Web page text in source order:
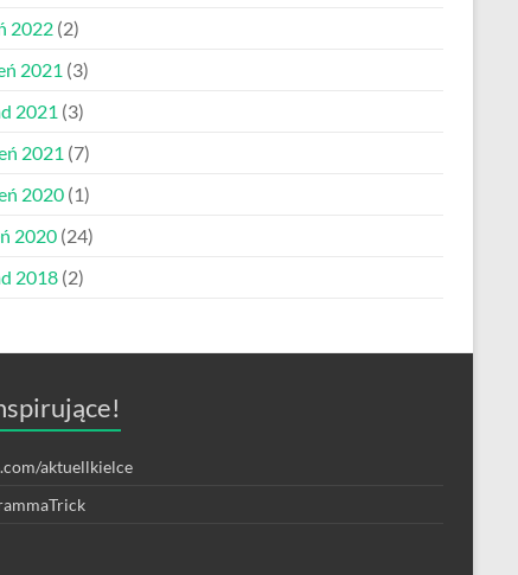
2022 (2)
2021 (3)
2021 (3)
2021 (7)
2020 (1)
2020 (24)
2018 (2)
aktuellkielce